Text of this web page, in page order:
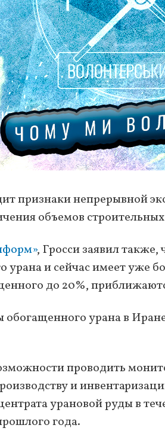
признаки непрерывной
объемов
, Гросси заявил
урана и сейчас имеет уже
до 20%,
обогащенного урана в
проводить
и
урановой руды в
года.